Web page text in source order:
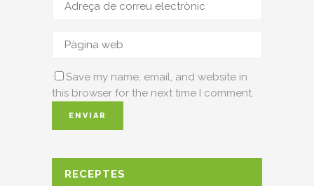
Save my name, email, and website in
this browser for the next time I comment.
RECEPTES